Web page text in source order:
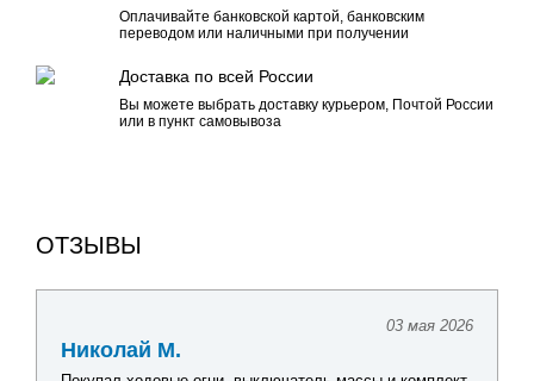
Оплачивайте банковской картой, банковским
переводом или наличными при получении
Доставка по всей России
Вы можете выбрать доставку курьером, Почтой России
или в пункт самовывоза
ОТЗЫВЫ
03 мая 2026
Николай М.